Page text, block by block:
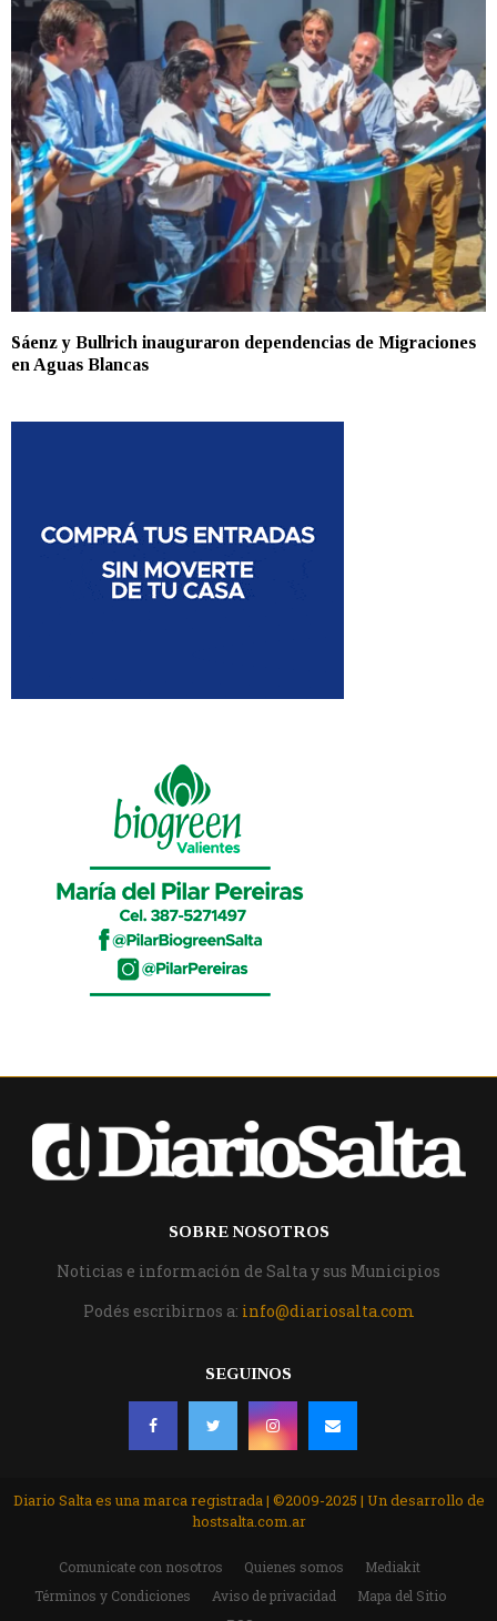
Sáenz y Bullrich inauguraron dependencias de Migraciones
en Aguas Blancas
SOBRE NOSOTROS
Noticias e información de Salta y sus Municipios
Podés escribirnos a: info@diariosalta.com
SEGUINOS
Diario Salta es una marca registrada | ©2009-2025 | Un desarrollo de
hostsalta.com.ar
Comunicate con nosotros Quienes somos
Mediakit
Términos y Condiciones
Aviso de privacidad
Mapa del Sitio